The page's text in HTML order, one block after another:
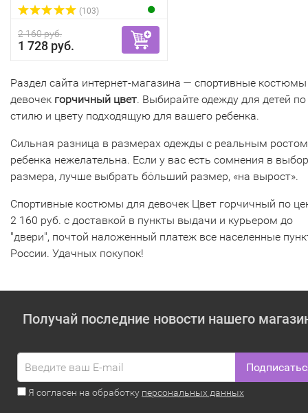
(103)
2 160 руб.
1 728 руб.
Раздел сайта интернет-магазина — спортивные
девочек горчичный цвет. Выбирайте одежду для детей по
стилю и цвету подходящую для вашего ребенка.
Сильная разница в размерах одежды с реальным ростом
ребенка нежелательна. Если у вас есть сомнения в
размера, лучше выбрать бόльший размер, «на вырост».
Спортивные костюмы для девочек Цвет горчичный по
2 160 руб. с доставкой в пункты выдачи и курьером до
"двери", почтой наложенный платеж все населенные
России. Удачных покупок!
Получай последние новости нашего
Я согласен на обработку персональных данных